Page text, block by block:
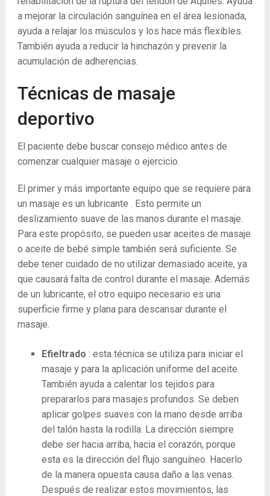
a mejorar la circulación sanguínea en el área lesionada,
ayuda a relajar los músculos y los hace más flexibles.
También ayuda a reducir la hinchazón y prevenir la
acumulación de adherencias.
Técnicas de masaje
deportivo
El paciente debe buscar consejo médico antes de
comenzar cualquier masaje o ejercicio.
El primer y más importante equipo que se requiere para
un masaje es un lubricante . Esto permite un
deslizamiento suave de las manos durante el masaje.
Para este propósito, se pueden usar aceites de masaje
o aceite de bebé simple también será suficiente. Se
debe tener cuidado de no utilizar demasiado aceite, ya
que causará falta de control durante el masaje. Además
de un lubricante, el otro equipo necesario es una
superficie firme y plana para descansar durante el
masaje.
Efieltrado : esta técnica se utiliza para iniciar el
masaje y para la aplicación uniforme del aceite.
También ayuda a calentar los tejidos para
prepararlos para masajes profundos. Se deben
aplicar golpes suaves con la mano desde arriba
del talón hasta la rodilla. La dirección siempre
debe ser hacia arriba, hacia el corazón, porque
esta es la dirección del flujo sanguíneo. Hacerlo
de la manera opuesta causa daño a las venas.
Después de realizar estos movimientos, las